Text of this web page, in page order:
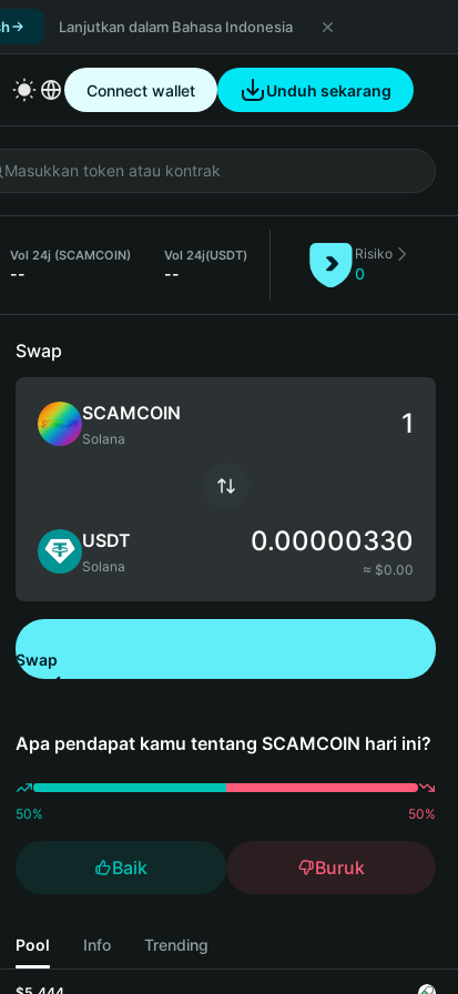
Lanjutkan dalam Bahasa Indonesia
Connect wallet Unduh sekarang
Vol 24j (SCAMCOIN)
--
Vol 24j(USDT)
--
Risiko
0
Swap
SCAMCOIN
Solana
USDT
Solana
0.00000330
≈ $0.00
Swap
Apa pendapat kamu tentang SCAMCOIN hari ini?
50% 50%
Baik Buruk
Pool Info Trending